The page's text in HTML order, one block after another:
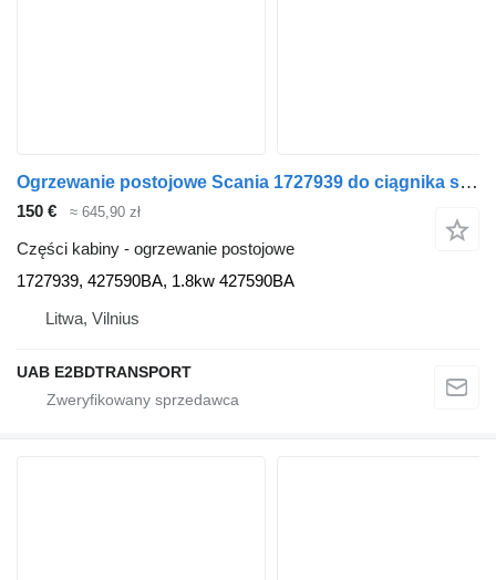
Ogrzewanie postojowe Scania 1727939 do ciągnika siodłowego Scania P380, 114L
150 € ≈ 645,90 zł
Części kabiny - ogrzewanie postojowe
1727939, 427590BA, 1.8kw 427590BA
Litwa, Vilnius
UAB E2BDTRANSPORT